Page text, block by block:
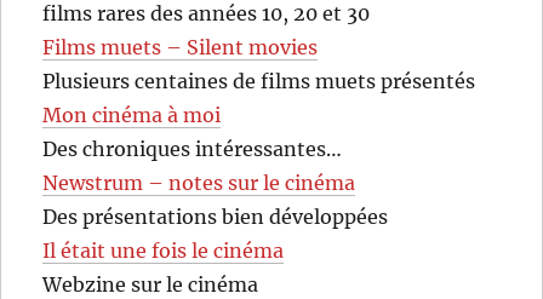
films rares des années 10, 20 et 30
Films muets – Silent movies
Plusieurs centaines de films muets présentés
Mon cinéma à moi
Des chroniques intéressantes…
Newstrum – notes sur le cinéma
Des présentations bien développées
Il était une fois le cinéma
Webzine sur le cinéma